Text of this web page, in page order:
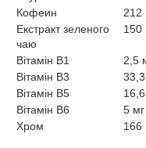
Кофеин
212
Екстракт зеленого
чаю
150
Вітамін B1 2,5
Вітамін B3
Вітамін B5
Вітамін B6
5
Хром
166